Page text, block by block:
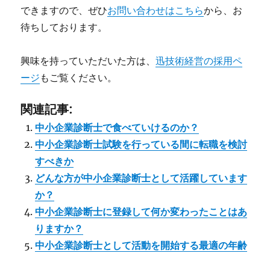
できますので、ぜひお問い合わせはこちらから、お
待ちしております。
興味を持っていただいた方は、迅技術経営の採用ペ
ージ もご覧ください。
関連記事:
中小企業診断士で食べていけるのか？
中小企業診断士試験を行っている間に転職を検討
すべきか
どんな方が中小企業診断士として活躍しています
か？
中小企業診断士に登録して何か変わったことはあ
りますか？
中小企業診断士として活動を開始する最適の年齢